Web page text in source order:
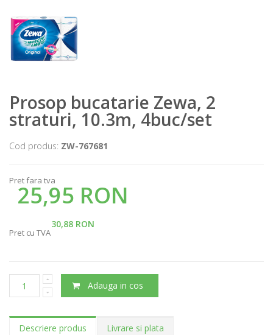
Prosop bucatarie Zewa, 2
straturi, 10.3m, 4buc/set
Cod produs: ZW-767681
Pret fara tva
25,95 RON
30,88 RON
Pret cu TVA
Adauga in cos
Descriere produs Livrare si plata